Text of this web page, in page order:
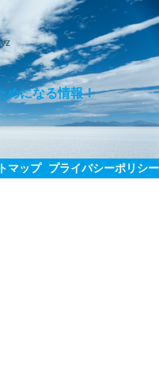
めになる情報！
マップ プライバシーポリシー